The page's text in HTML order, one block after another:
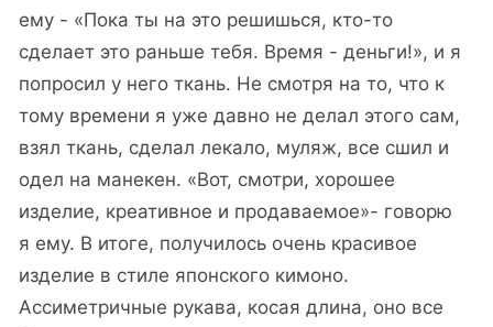
ему - «Пока ты на это решишься, кто-то
сделает это раньше тебя. Время - деньги!», и я
попросил у него ткань. Не смотря на то, что к
тому времени я уже давно не делал этого сам,
взял ткань, сделал лекало, муляж, все сшил и
одел на манекен. «Вот, смотри, хорошее
изделие, креативное и продаваемое»- говорю
я ему. В итоге, получилось очень красивое
изделие в стиле японского кимоно.
Ассиметричные рукава, косая длина, оно все